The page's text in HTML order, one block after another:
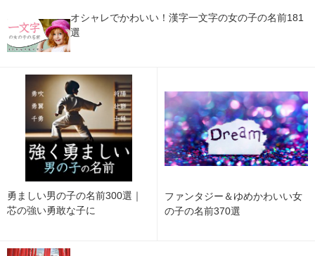
オシャレでかわいい！漢字一文字の女の子の名前181
選
勇ましい男の子の名前300選｜
芯の強い勇敢な子に
ファンタジー＆ゆめかわいい女
の子の名前370選